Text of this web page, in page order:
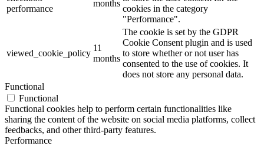
performance
months
cookies in the category
"Performance".
viewed_cookie_policy
11
months
The cookie is set by the GDPR
Cookie Consent plugin and is used
to store whether or not user has
consented to the use of cookies. It
does not store any personal data.
Functional
Functional
Functional cookies help to perform certain functionalities like
sharing the content of the website on social media platforms, collect
feedbacks, and other third-party features.
Performance